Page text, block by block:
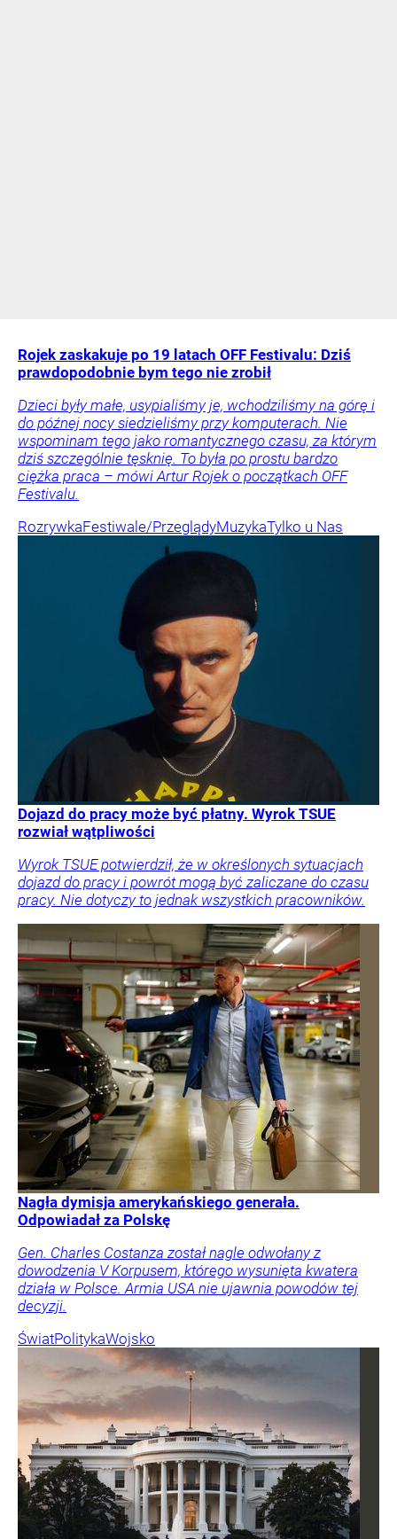
Rojek zaskakuje po 19 latach OFF Festivalu: Dziś
prawdopodobnie bym tego nie zrobił
Dzieci były małe, usypialiśmy je, wchodziliśmy na górę i
do późnej nocy siedzieliśmy przy komputerach. Nie
wspominam tego jako romantycznego czasu, za którym
dziś szczególnie tęsknię. To była po prostu bardzo
ciężka praca – mówi Artur Rojek o początkach OFF
Festivalu.
RozrywkaFestiwale/PrzeglądyMuzykaTylko u Nas
Dojazd do pracy może być płatny. Wyrok TSUE
rozwiał wątpliwości
Wyrok TSUE potwierdził, że w określonych sytuacjach
dojazd do pracy i powrót mogą być zaliczane do czasu
pracy. Nie dotyczy to jednak wszystkich pracowników.
Nagła dymisja amerykańskiego generała.
Odpowiadał za Polskę
Gen. Charles Costanza został nagle odwołany z
dowodzenia V Korpusem, którego wysunięta kwatera
działa w Polsce. Armia USA nie ujawnia powodów tej
decyzji.
ŚwiatPolitykaWojsko